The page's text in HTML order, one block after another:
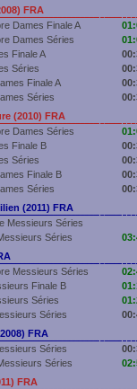
FRA
Dames Finale A
Dames Séries
Finale A
Séries
Finale A
Séries
(2010) FRA
Dames Séries
Finale B
Séries
Finale B
Séries
(2011) FRA
Messieurs Séries
Séries
Messieurs Séries
Finale B
Séries
Séries
FRA
Séries
Séries
FRA